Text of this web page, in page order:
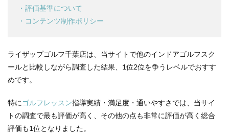
プゴ
ルフ
千葉
ミと
評判
ライ
プゴ
ルフ
店と
・評価基準について
・コンテンツ制作ポリシー
ライザップゴルフ千葉店は、当サイトで他のインドアゴルフスク
ールと比較しながら調査した結果、1位2位を争うレベルでおすす
めです。
特に ゴルフレッスン指導実績・満足度・通いやすさでは、当サイ
トの調査で最も評価が高く、その他の点も非常に評価が高く総合
評価も1位となりました。